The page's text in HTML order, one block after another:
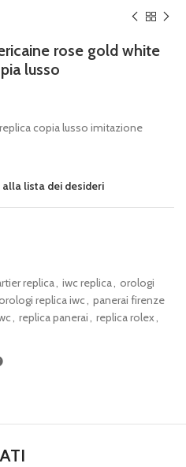
rose gold white
lusso
copia lusso imitazione
alla lista dei desideri
replica, iwc replica, orologi
replica iwc, panerai firenze
, replica panerai, replica rolex,